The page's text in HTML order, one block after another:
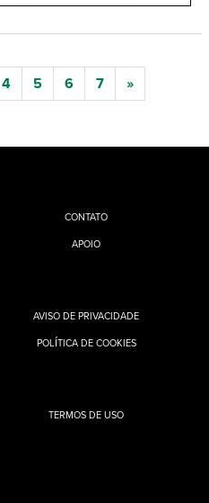
4 5 6 7 »
CONTATO
APOIO
AVISO DE PRIVACIDADE
POLÍTICA DE COOKIES
TERMOS DE USO